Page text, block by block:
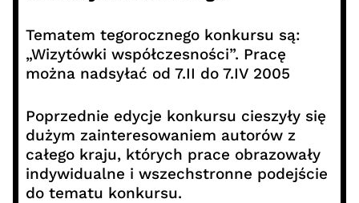
Tematem tegorocznego konkursu są:
„Wizytówki współczesności”. Pracę
można nadsyłać od 7.II do 7.IV 2005
Poprzednie edycje konkursu cieszyły się
dużym zainteresowaniem autorów z
całego kraju, których prace obrazowały
indywidualne i wszechstronne podejście
do tematu konkursu.